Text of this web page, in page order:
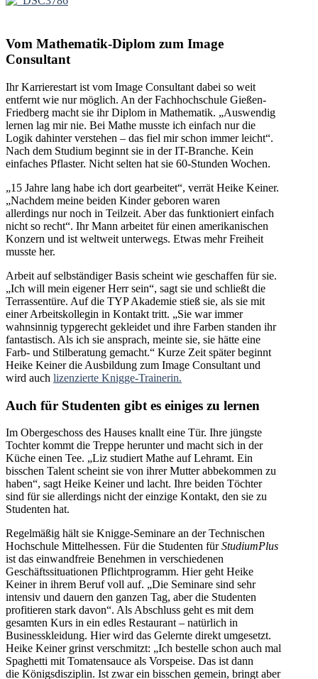
Vom Mathematik-Diplom zum Image
Consultant
Ihr Karrierestart ist vom Image Consultant dabei so weit
entfernt wie nur möglich. An der Fachhochschule Gießen-
Friedberg macht sie ihr Diplom in Mathematik. „Auswendig
lernen lag mir nie. Bei Mathe musste ich einfach nur die
Logik dahinter verstehen – das fiel mir schon immer leicht“.
Nach dem Studium beginnt sie in der IT-Branche. Kein
einfaches Pflaster. Nicht selten hat sie 60-Stunden Wochen.
„15 Jahre lang habe ich dort gearbeitet“, verrät Heike Keiner.
„Nachdem meine beiden Kinder geboren waren
allerdings nur noch in Teilzeit. Aber das funktioniert einfach
nicht so recht“. Ihr Mann arbeitet für einen amerikanischen
Konzern und ist weltweit unterwegs. Etwas mehr Freiheit
musste her.
Arbeit auf selbständiger Basis scheint wie geschaffen für sie.
„Ich will mein eigener Herr sein“, sagt sie und schließt die
Terrassentüre. Auf die TYP Akademie stieß sie, als sie mit
einer Arbeitskollegin in Kontakt tritt. „Sie war immer
wahnsinnig typgerecht gekleidet und ihre Farben standen ihr
fantastisch. Als ich sie ansprach, meinte sie, sie hätte eine
Farb- und Stilberatung gemacht.“ Kurze Zeit später beginnt
Heike Keiner die Ausbildung zum Image Consultant und
wird auch lizenzierte Knigge-Trainerin.
Auch für Studenten gibt es einiges zu lernen
Im Obergeschoss des Hauses knallt eine Tür. Ihre jüngste
Tochter kommt die Treppe herunter und macht sich in der
Küche einen Tee. „Liz studiert Mathe auf Lehramt. Ein
bisschen Talent scheint sie von ihrer Mutter abbekommen zu
haben“, sagt Heike Keiner und lacht. Ihre beiden Töchter
sind für sie allerdings nicht der einzige Kontakt, den sie zu
Studenten hat.
Regelmäßig hält sie Knigge-Seminare an der Technischen
Hochschule Mittelhessen. Für die Studenten fürStudiumPlus
ist das einwandfreie Benehmen in verschiedenen
Geschäftssituationen Pflichtprogramm. Hier geht Heike
Keiner in ihrem Beruf voll auf. „Die Seminare sind sehr
intensiv und dauern den ganzen Tag, aber die Studenten
profitieren stark davon“. Als Abschluss geht es mit dem
gesamten Kurs in ein edles Restaurant – natürlich in
Businesskleidung. Hier wird das Gelernte direkt umgesetzt.
Heike Keiner grinst verschmitzt: „Ich bestelle schon auch mal
Spaghetti mit Tomatensauce als Vorspeise. Das ist dann
die Königsdisziplin. Ist zwar ein bisschen gemein, bringt aber